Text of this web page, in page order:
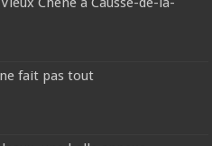
fait pas tout